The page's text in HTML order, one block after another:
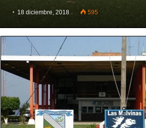
18 diciembre, 2018 595